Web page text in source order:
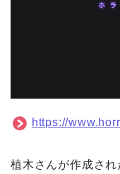
https://
植木さんが作成さ